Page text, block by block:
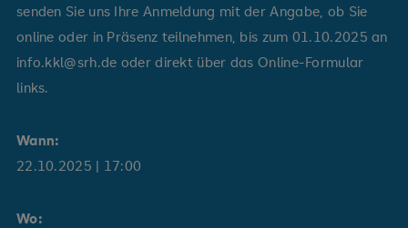
senden Sie uns Ihre Anmeldung mit der Angabe, ob Sie
online oder in Präsenz teilnehmen, bis zum 01.10.2025 an
info.kkl@srh.de oder direkt über das Online-Formular
links.
Wann:
22.10.2025 | 17:00
Wo: